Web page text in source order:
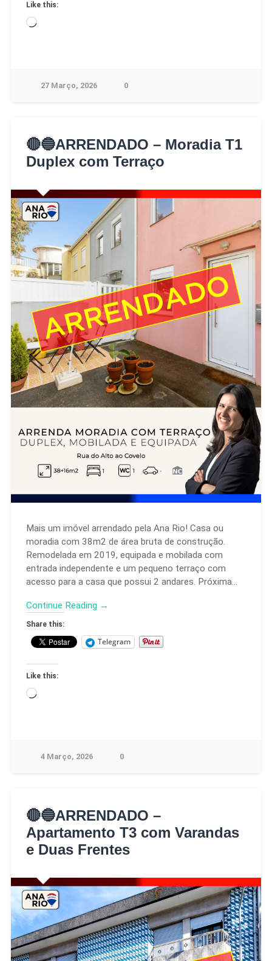
Like this:
27 Março, 2026 0
🔴🔵ARRENDADO – Moradia T1
Duplex com Terraço
Mais um imóvel arrendado pela Ana Rio! Casa ou
moradia com 38m2 de área bruta de construção.
Remodelada em 2019, equipada e mobilada com
entrada independente e um pequeno terraço com
acesso para a casa que possui 2 andares. Próxima…
Continue Reading →
Share this:
Telegram
Like this:
4 Março, 2026 0
🔴🔵ARRENDADO –
Apartamento T3 com Varandas
e Duas Frentes